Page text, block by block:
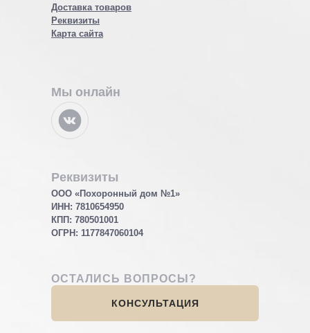
Доставка товаров
Реквизиты
Карта сайта
Мы онлайн
ОСТАЛИСЬ ВОПРОСЫ?
КОНСУЛЬТАЦИЯ
Реквизиты
ООО «Похоронный дом №1»
ИНН: 7810654950
КПП: 780501001
ОГРН: 1177847060104